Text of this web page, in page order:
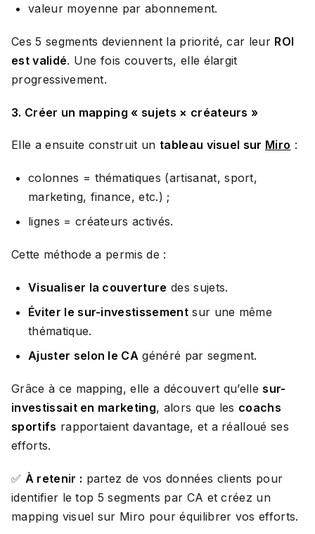
valeur moyenne par abonnement.
Ces 5 segments deviennent la priorité, car leur ROI
est validé. Une fois couverts, elle élargit
progressivement.
3. Créer un mapping « sujets × créateurs »
Elle a ensuite construit un tableau visuel sur Miro :
colonnes = thématiques (artisanat, sport,
marketing, finance, etc.) ;
lignes = créateurs activés.
Cette méthode a permis de :
Visualiser la couverture des sujets.
Éviter le sur-investissementsur une même
thématique.
Ajuster selon le CA généré par segment.
Grâce à ce mapping, elle a découvert qu’ellesur-
investissait en marketing, alors que les coachs
sportifs rapportaient davantage, et a réalloué ses
efforts.
✅ À retenir : partez de vos données clients pour
identifier le top 5 segments par CA et créez un
mapping visuel sur Miro pour équilibrer vos efforts.